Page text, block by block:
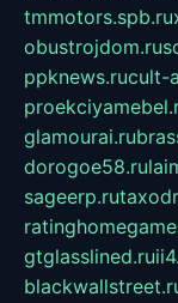
tmmotors.spb.ru
obustrojdom.ru
ppknews.rucult-
glamourai.ru
dorogoe58.ru
sageerp.ru
gtglasslined.ru